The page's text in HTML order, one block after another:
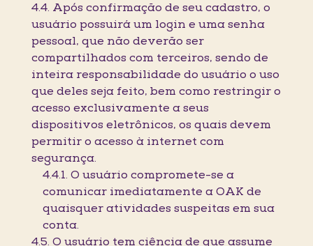
4.4. Após confirmação de seu cadastro, o
usuário possuirá um login e uma senha
pessoal, que não deverão ser
compartilhados com terceiros, sendo de
inteira responsabilidade do usuário o uso
que deles seja feito, bem como restringir o
acesso exclusivamente a seus
dispositivos eletrônicos, os quais devem
permitir o acesso à internet com
segurança.
4.4.1. O usuário compromete-se a
comunicar imediatamente a OAK de
quaisquer atividades suspeitas em sua
conta.
4.5. O usuário tem ciência de que assume